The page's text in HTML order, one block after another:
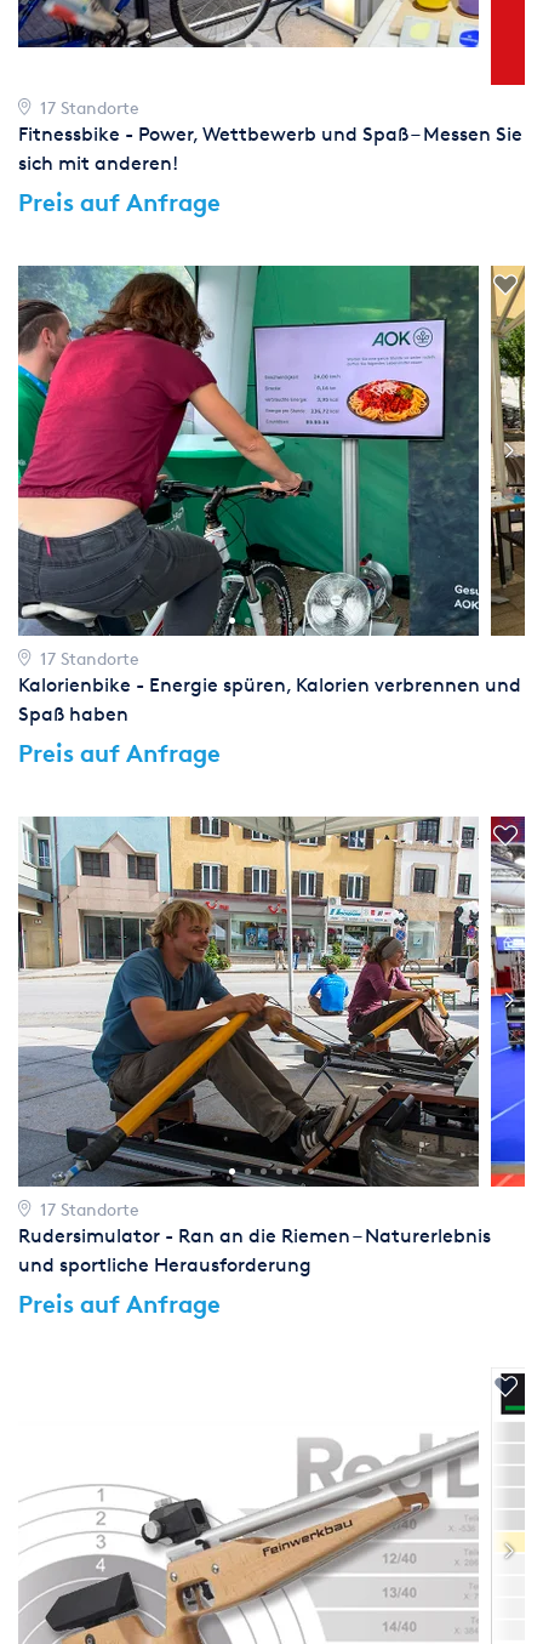
17 Standorte
Fitnessbike - Power, Wettbewerb und Spaß – Messen Sie
sich mit anderen!
Preis auf Anfrage
17 Standorte
Kalorienbike - Energie spüren, Kalorien verbrennen und
Spaß haben
Preis auf Anfrage
17 Standorte
Rudersimulator - Ran an die Riemen – Naturerlebnis
und sportliche Herausforderung
Preis auf Anfrage